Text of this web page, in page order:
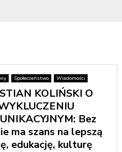
Społeczeństwo Wiadomości
KOLIŃSKI O
Bez
ma szans na lepszą
edukację, kulturę